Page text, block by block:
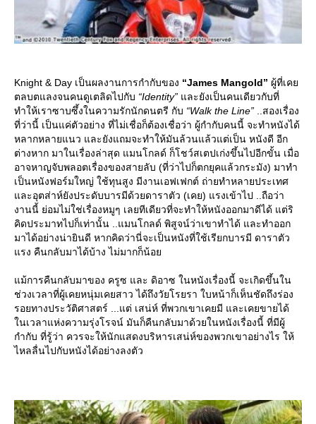
Knight & Day เป็นผลงานการกำกับของ “James Mangold” ผู้ที่เค
ตลบตแลงจนคนดูเตลิดไปกับ “Identity” ละยังเป็นคนเดียวกับที่
ทำให้เราซาบซึ้งในความรักนักดนตรี กับ “Walk the Line” ..สองเรื่อง
ที่ว่านี้ เป็นแค่ตัวอย่าง ที่ไม่เชื่อก็ต้องเชื่อว่า ผู้กำกับคนนี้ จะทำหนังได้
หลากหลายแนว และยังแถมจะทำให้มันล้วนแล้วแต่เป็น หนังดี อีก
ต่างหาก มาในเรื่องล่าสุด แมนโกลด์ ก็โชว์สเตปเก่งขึ้นไปอีกขั้น เมื่อ
อาจหาญจับพลอตเรื่องของสายลับ (ที่ว่าไปก็ตกยุคแล้วกระมัง) มาทำ
เป็นหนังฟอร์มใหญ่ ใช้ทุนสูง มีงานเอฟเฟกต์ ถ่ายทำหลายประเทศ
ละอุตส่าห์ยังประดับบารมีด้วยดาราตัว (เคย) แรงเข้าไป ..ถือว่า
งานนี้ ย่อมไม่ใช่เรื่องหมูๆ เลยทีเดียวที่จะทำให้หนังออกมาดีได้ แต่ริ
คิดประมาทไปก็เท่านั้น ..แมนโกลด์ พิสูจน์ว่าเขาทำได้ และทำออก
มาได้อย่างน่ายินดี หากคิดว่านี่จะเป็นหนังที่ใช้เรียกบารมี ดาราตัว
รง คืนกลับมาได้บ้าง ไม่มากก็น้อ
ม้การคืนกลับมาของ ครูซ และ ดิอาซ ในหนังเรื่องนี้ จะเกิดขึ้นใน
ช่วงเวลาที่ผู้เคยหนุ่มเคยสาว ได้ถึงวัยโรยรา ใบหน้าก็เห็นชัดถึงร่อง
รอยทางประวัติศาสตร์ ...แต่ เสน่ห์ ที่พวกเขาเคยมี และเคยขายได้
นเวลาแห่งความรุ่งโรจน์ มันก็คืนกลับมาด้วยในหนังเรื่องนี้ ที่มีผู้
กำกับ ที่รู้ว่า ควรจะให้นักแสดงบริหารเสน่ห์ของพวกเขาอย่างไร ให้
ไหลลื่นไปกับหนังได้อย่างลงตัว